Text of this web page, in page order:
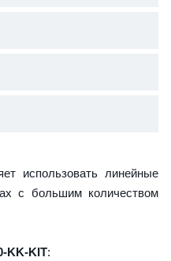
использовать линейные
с большим количеством
KK-KIT: